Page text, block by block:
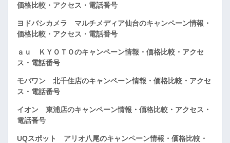
価格比較・アクセス・電話番号
ヨドバシカメラ マルチメディア仙台のキャンペーン情報・
価格比較・アクセス・電話番号
ａｕ ＫＹＯＴＯのキャンペーン情報・価格比較・アクセ
ス・電話番号
モバワン 北千住店のキャンペーン情報・価格比較・アクセ
ス・電話番号
イオン 東浦店のキャンペーン情報・価格比較・アクセス・
電話番号
UQスポット アリオ八尾のキャンペーン情報・価格比較・